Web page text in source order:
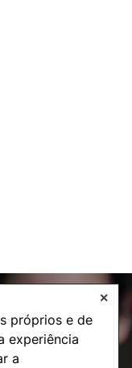
próprios e de
experiência
a
✕
Formativa